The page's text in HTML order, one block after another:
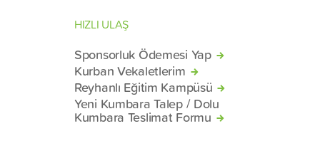
HIZLI ULAŞ
Sponsorluk Ödemesi Yap
Kurban Vekaletlerim
Reyhanlı Eğitim Kampüsü
Yeni Kumbara Talep / Dolu
Kumbara Teslimat Formu